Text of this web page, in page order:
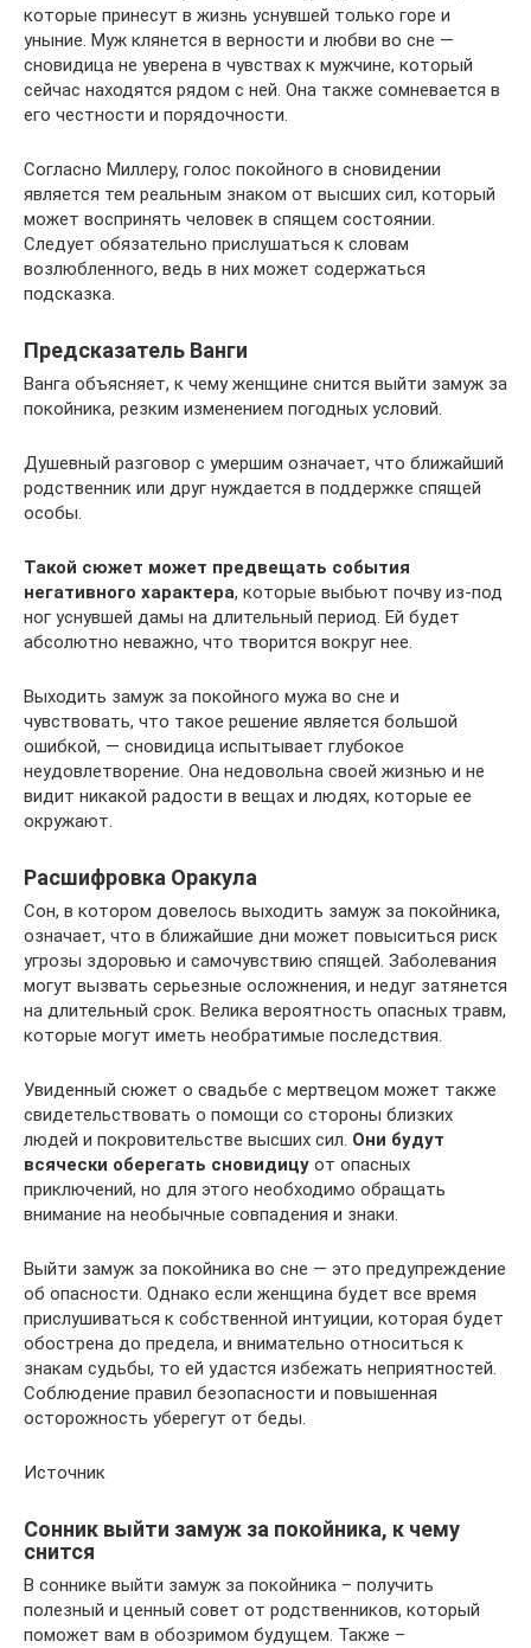
которые принесут в жизнь уснувшей только горе и
уныние. Муж клянется в верности и любви во сне —
сновидица не уверена в чувствах к мужчине, который
сейчас находятся рядом с ней. Она также сомневается в
его честности и порядочности.
Согласно Миллеру, голос покойного в сновидении
является тем реальным знаком от высших сил, который
может воспринять человек в спящем состоянии.
Следует обязательно прислушаться к словам
возлюбленного, ведь в них может содержаться
подсказка.
Предсказатель Ванги
Ванга объясняет, к чему женщине снится выйти замуж за
покойника, резким изменением погодных условий.
Душевный разговор с умершим означает, что ближайший
родственник или друг нуждается в поддержке спящей
особы.
Такой сюжет может предвещать события
негативного характера, которые выбьют почву из-под
ног уснувшей дамы на длительный период. Ей будет
абсолютно неважно, что творится вокруг нее.
Выходить замуж за покойного мужа во сне и
чувствовать, что такое решение является большой
ошибкой, — сновидица испытывает глубокое
неудовлетворение. Она недовольна своей жизнью и не
видит никакой радости в вещах и людях, которые ее
окружают.
Расшифровка Оракула
Сон, в котором довелось выходить замуж за покойника,
означает, что в ближайшие дни может повыситься риск
угрозы здоровью и самочувствию спящей. Заболевания
могут вызвать серьезные осложнения, и недуг затянется
на длительный срок. Велика вероятность опасных травм,
которые могут иметь необратимые последствия.
Увиденный сюжет о свадьбе с мертвецом может также
свидетельствовать о помощи со стороны близких
людей и покровительстве высших сил. Они будут
всячески оберегать сновидицу от опасных
приключений, но для этого необходимо обращать
внимание на необычные совпадения и знаки.
Выйти замуж за покойника во сне — это предупреждение
об опасности. Однако если женщина будет все время
прислушиваться к собственной интуиции, которая будет
обострена до предела, и внимательно относиться к
знакам судьбы, то ей удастся избежать неприятностей.
Соблюдение правил безопасности и повышенная
осторожность уберегут от беды.
Источник
Сонник выйти замуж за покойника, к чему
снится
В соннике выйти замуж за покойника – получить
полезный и ценный совет от родственников, который
поможет вам в обозримом будущем. Также –